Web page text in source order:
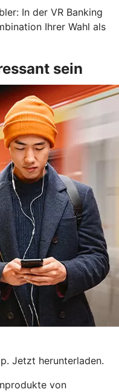
In der VR Banking
Ihrer Wahl als
sein
Jetzt herunterladen.
von